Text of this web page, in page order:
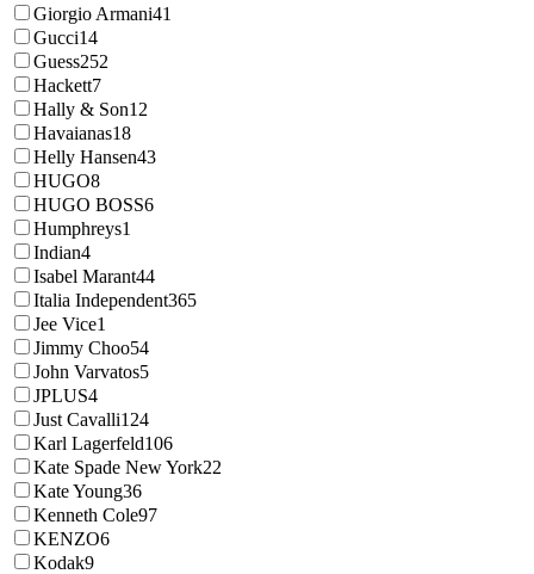
Giorgio Armani41
Gucci14
Guess252
Hackett7
Hally & Son12
Havaianas18
Helly Hansen43
HUGO8
HUGO BOSS6
Humphreys1
Indian4
Isabel Marant44
Italia Independent365
Jee Vice1
Jimmy Choo54
John Varvatos5
JPLUS4
Just Cavalli124
Karl Lagerfeld106
Kate Spade New York22
Kate Young36
Kenneth Cole97
KENZO6
Kodak9